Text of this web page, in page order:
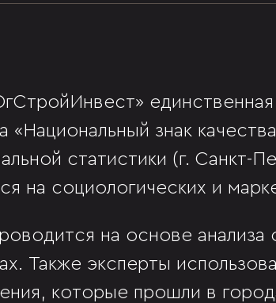
«Национальный знак
статистики (г. Санкт-
на социологических и
на основе анализа
Также эксперты
которые прошли в